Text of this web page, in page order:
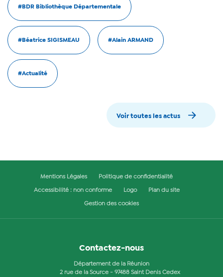
#BDR Bibliothèque Départementale
#Béatrice SIGISMEAU #Alain ARMAND
#Actualité
Voir toutes les actus
Mentions Légales Politique de confidentialité
Accessibilité : non conforme Logo Plan du site
Gestion des cookies
Contactez-nous
Département de la Réunion
2 rue de la Source - 97488 Saint Denis Cedex